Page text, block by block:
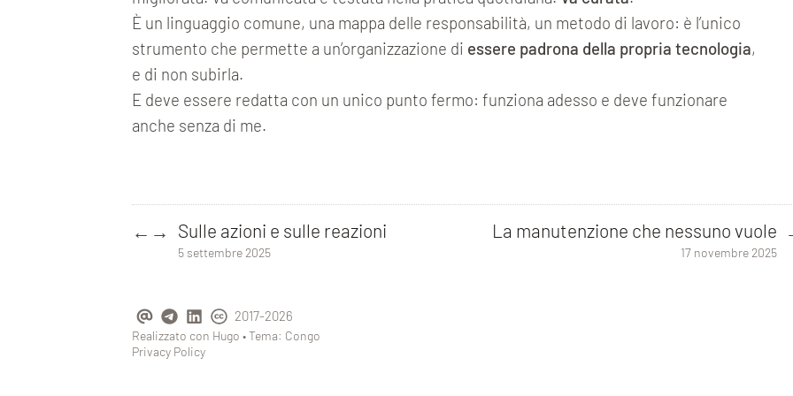
È un linguaggio comune, una mappa delle responsabilità, un metodo di lavoro: è l’unico
strumento che permette a un’organizzazione di essere padrona della propria tecnologia,
e di non subirla.
E deve essere redatta con un unico punto fermo: funziona adesso e deve funzionare
anche senza di me.
← → Sulle azioni e sulle reazioni
5 settembre 2025
La manutenzione che nessuno vuole
17 novembre 2025
2017-2026
Realizzato con Hugo • Tema: Congo
Privacy Policy